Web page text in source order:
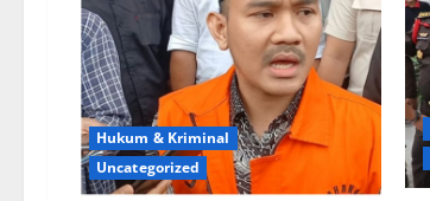
Hukum & Kriminal
Uncategorized